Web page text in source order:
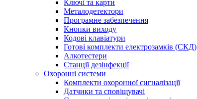
Ключі та карти
Металодетектори
Програмне забезпечення
Кнопки виходу
Кодові клавіатури
Готові комплекти електрозамків (СКД)
Алкотестери
Станції дезінфекції
Охоронні системи
Комплекти охоронної сигналізації
Датчики та сповіщувачі